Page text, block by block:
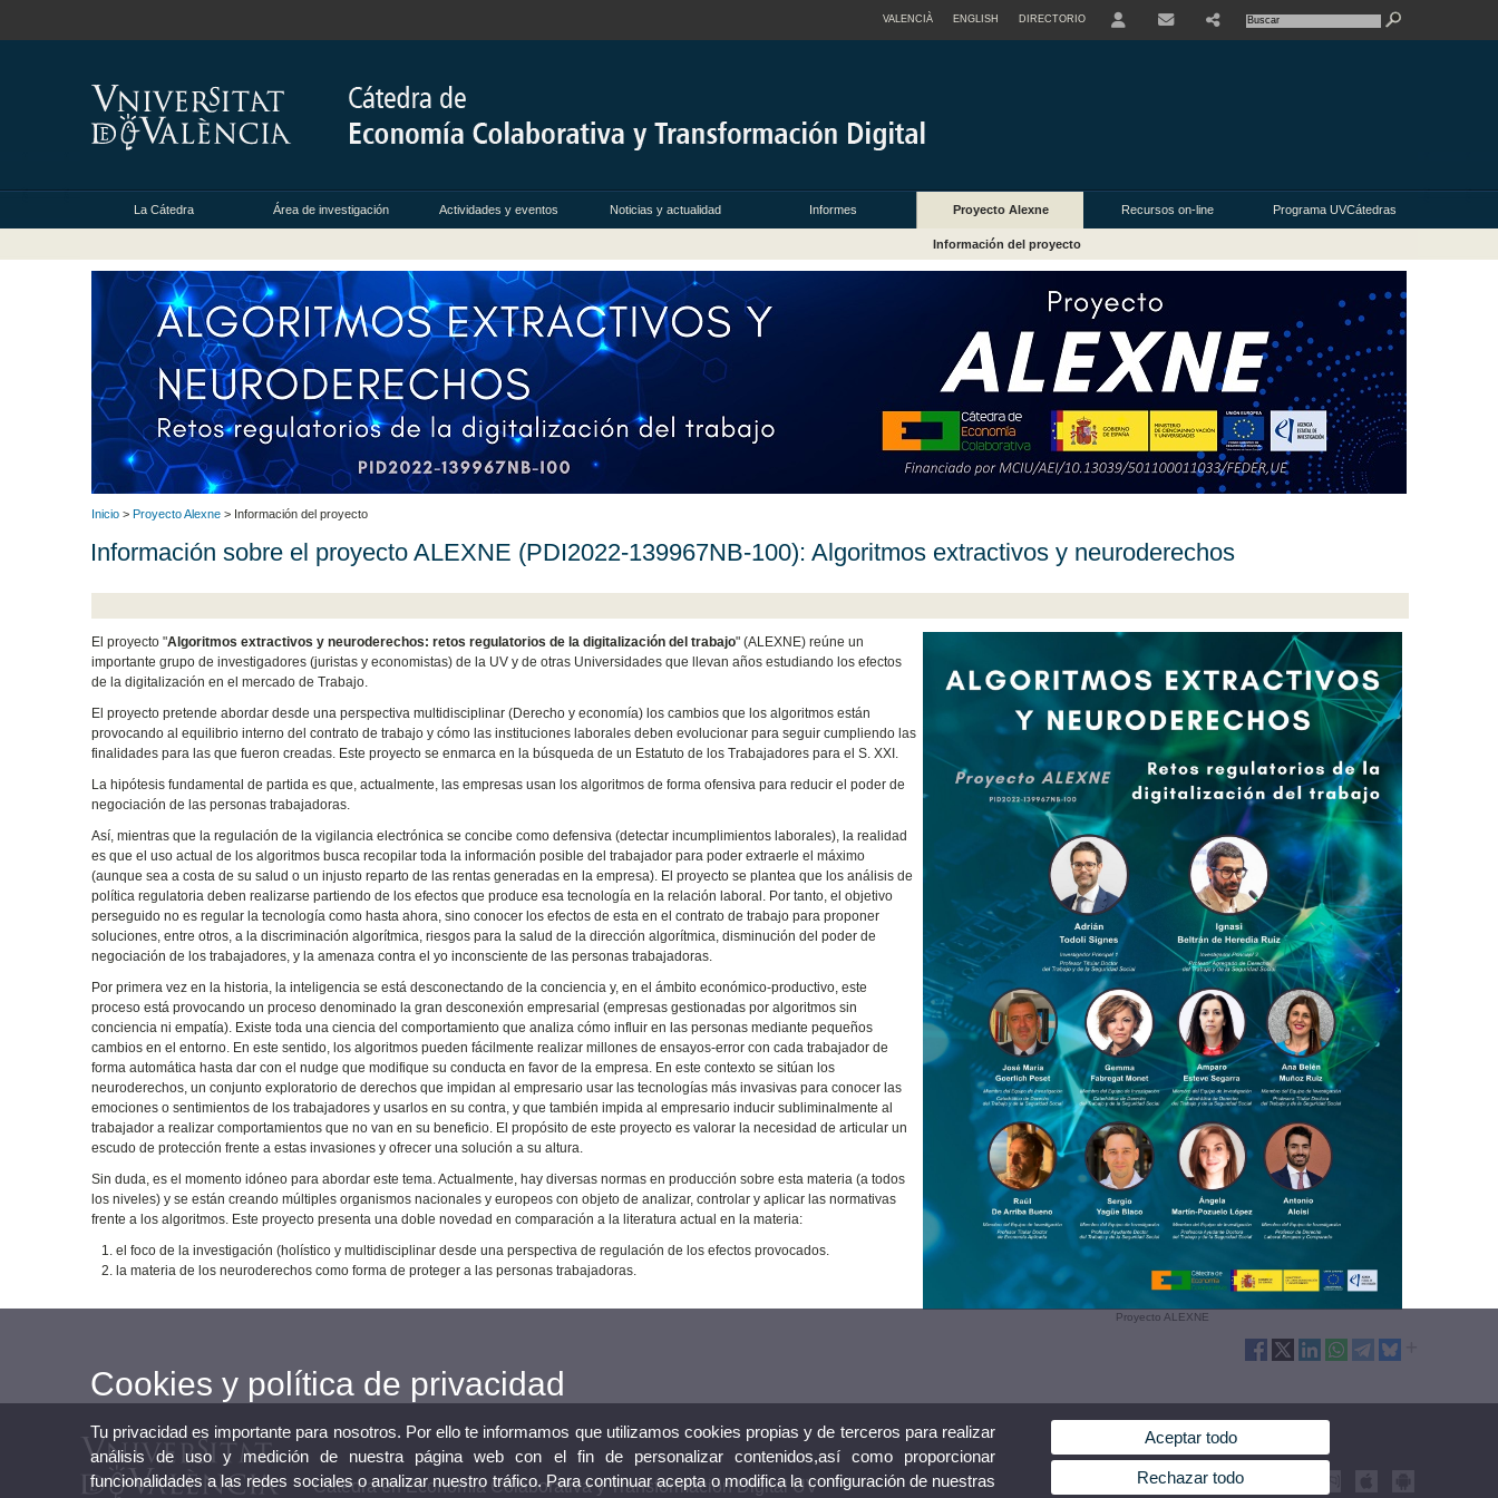
VALENCIÀ ENGLISH DIRECTORIO
La Cátedra Área de investigación Actividades y eventos Noticias y actualidad Informes Proyecto Alexne Recursos on-line Programa UVCátedras
Información del proyecto
Inicio > Proyecto Alexne > Información del proyecto
Información sobre el proyecto ALEXNE (PDI2022-139967NB-100): Algoritmos extractivos y neuroderechos
Proyecto ALEXNE
El proyecto "Algoritmos extractivos y neuroderechos: retos regulatorios de la digitalización del trabajo" (ALEXNE) reúne un
importante grupo de investigadores (juristas y economistas) de la UV y de otras Universidades que llevan años estudiando los efectos
de la digitalización en el mercado de Trabajo.
El proyecto pretende abordar desde una perspectiva multidisciplinar (Derecho y economía) los cambios que los algoritmos están
provocando al equilibrio interno del contrato de trabajo y cómo las instituciones laborales deben evolucionar para seguir cumpliendo las
finalidades para las que fueron creadas. Este proyecto se enmarca en la búsqueda de un Estatuto de los Trabajadores para el S. XXI.
La hipótesis fundamental de partida es que, actualmente, las empresas usan los algoritmos de forma ofensiva para reducir el poder de
negociación de las personas trabajadoras.
Así, mientras que la regulación de la vigilancia electrónica se concibe como defensiva (detectar incumplimientos laborales), la realidad
es que el uso actual de los algoritmos busca recopilar toda la información posible del trabajador para poder extraerle el máximo
(aunque sea a costa de su salud o un injusto reparto de las rentas generadas en la empresa). El proyecto se plantea que los análisis de
política regulatoria deben realizarse partiendo de los efectos que produce esa tecnología en la relación laboral. Por tanto, el objetivo
perseguido no es regular la tecnología como hasta ahora, sino conocer los efectos de esta en el contrato de trabajo para proponer
soluciones, entre otros, a la discriminación algorítmica, riesgos para la salud de la dirección algorítmica, disminución del poder de
negociación de los trabajadores, y la amenaza contra el yo inconsciente de las personas trabajadoras.
Por primera vez en la historia, la inteligencia se está desconectando de la conciencia y, en el ámbito económico-productivo, este
proceso está provocando un proceso denominado la gran desconexión empresarial (empresas gestionadas por algoritmos sin
conciencia ni empatía). Existe toda una ciencia del comportamiento que analiza cómo influir en las personas mediante pequeños
cambios en el entorno. En este sentido, los algoritmos pueden fácilmente realizar millones de ensayos-error con cada trabajador de
forma automática hasta dar con el nudge que modifique su conducta en favor de la empresa. En este contexto se sitúan los
neuroderechos, un conjunto exploratorio de derechos que impidan al empresario usar las tecnologías más invasivas para conocer las
emociones o sentimientos de los trabajadores y usarlos en su contra, y que también impida al empresario inducir subliminalmente al
trabajador a realizar comportamientos que no van en su beneficio. El propósito de este proyecto es valorar la necesidad de articular un
escudo de protección frente a estas invasiones y ofrecer una solución a su altura.
Sin duda, es el momento idóneo para abordar este tema. Actualmente, hay diversas normas en producción sobre esta materia (a todos
los niveles) y se están creando múltiples organismos nacionales y europeos con objeto de analizar, controlar y aplicar las normativas
frente a los algoritmos. Este proyecto presenta una doble novedad en comparación a la literatura actual en la materia:
el foco de la investigación (holístico y multidisciplinar desde una perspectiva de regulación de los efectos provocados.
la materia de los neuroderechos como forma de proteger a las personas trabajadoras.
Cátedra en Economía Colaborativa y Transformación Digital UV
Cookies y política de privacidad
Tu privacidad es importante para nosotros. Por ello te informamos que utilizamos cookies propias y de terceros para realizar
análisis de uso y medición de nuestra página web con el fin de personalizar contenidos,así como proporcionar
funcionalidades a las redes sociales o analizar nuestro tráfico. Para continuar acepta o modifica la configuración de nuestras
Aceptar todo
Rechazar todo